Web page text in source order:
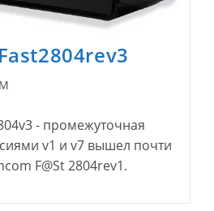
- промежуточная
v1 и v7 вышел почти
F@St 2804rev1.